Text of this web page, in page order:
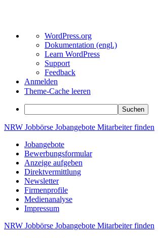
Über
WordPress
WordPress.org
Dokumentation (engl.)
Learn WordPress
Support
Feedback
Anmelden
Theme-Cache leeren
Suchen
Zum
springen
NRW Jobbörse Jobangebote Mitarbeiterfinden
Jobangebote
Bewerbungsformular
Anzeige aufgeben
Direktvermittlung
Newsletter
Firmenprofile
Medienanalyse
Impressum
NRW Jobbörse Jobangebote Mitarbeiterfinden